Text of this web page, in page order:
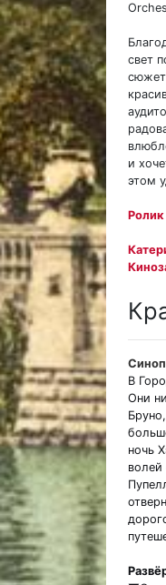
свет
и
этом
Ролик
В
Они
ночь